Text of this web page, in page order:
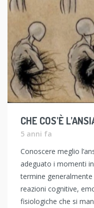
CHE COS’È
5 anni fa
Conoscere meglio
adeguato i momenti
termine
reazioni cognitive,
fisiologiche che si